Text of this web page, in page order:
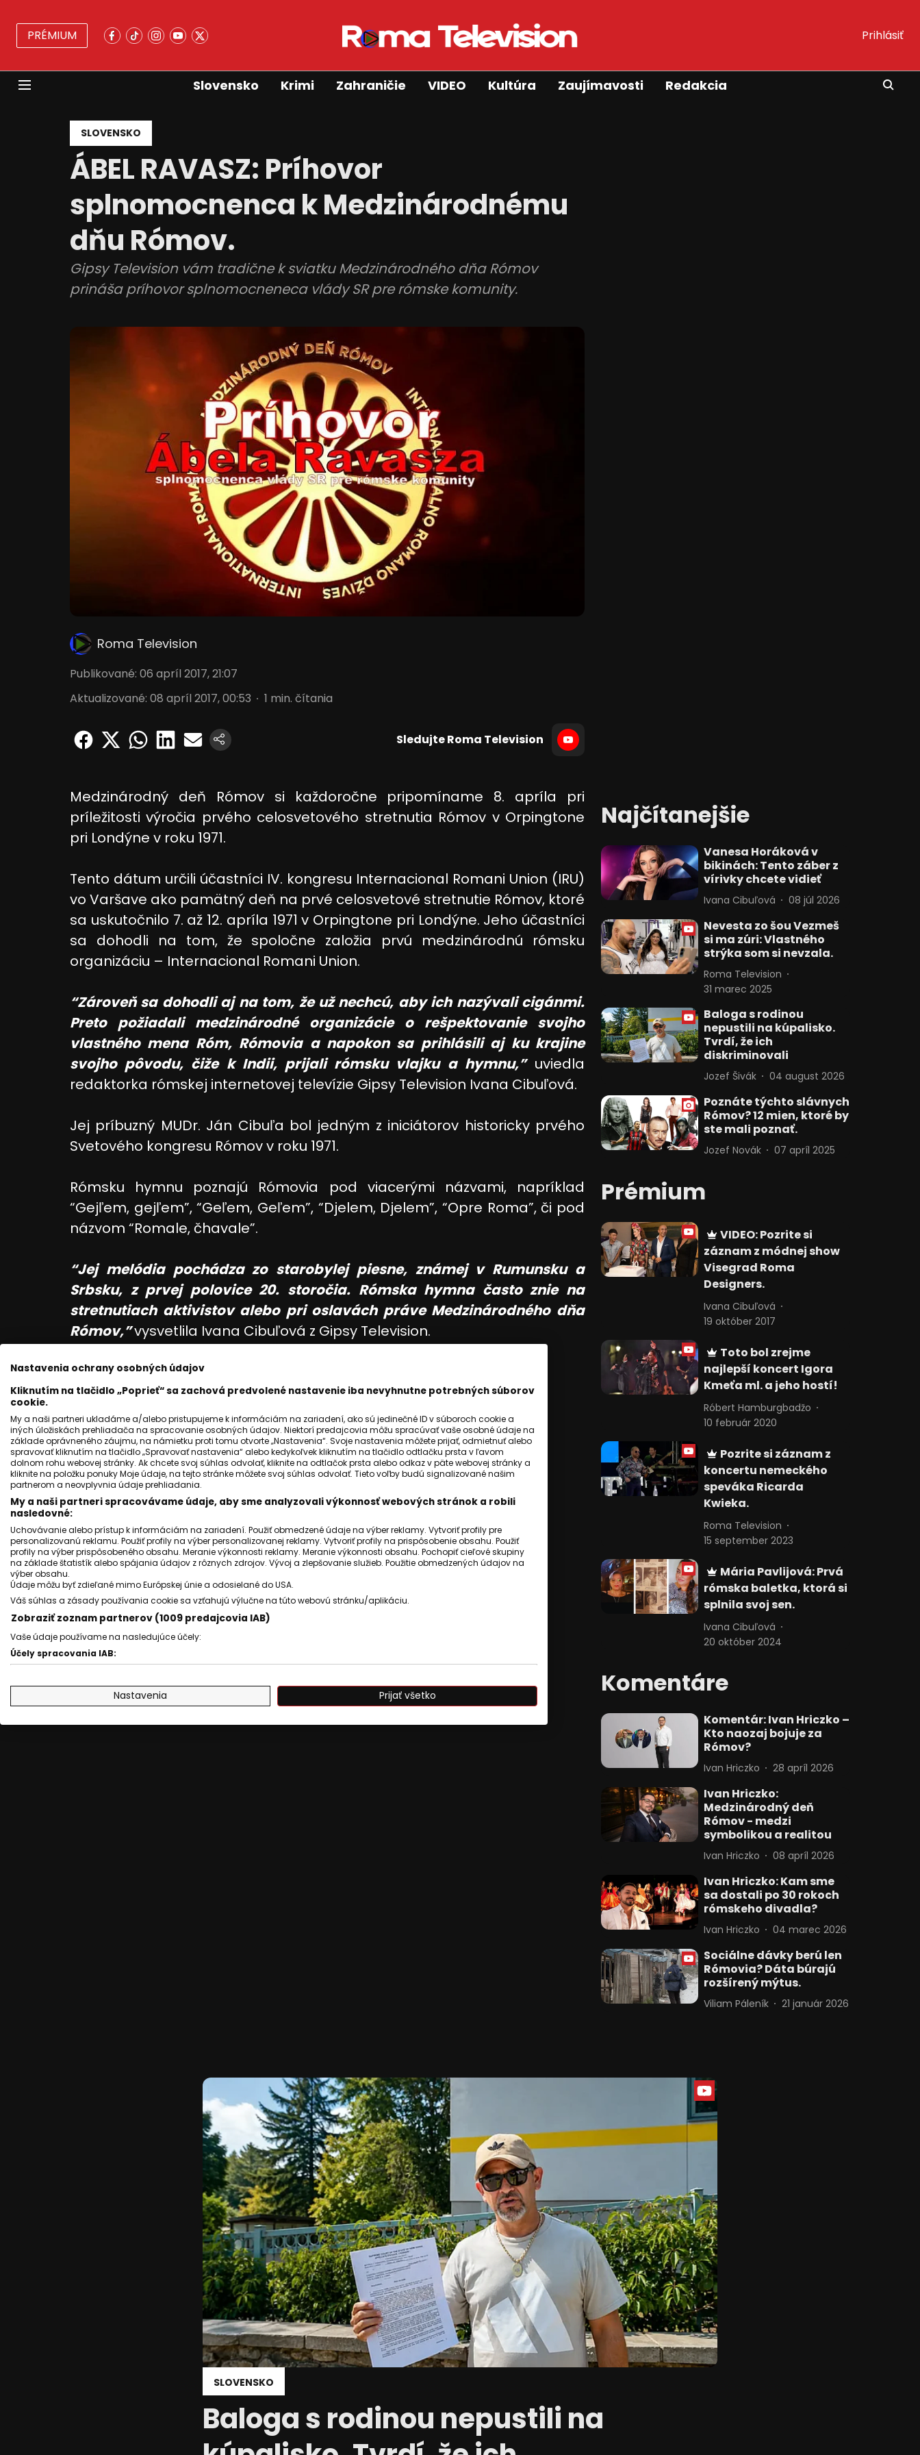
PRÉMIUM Prihlásiť
Slovensko Krimi Zahraničie VIDEO Kultúra Zaujímavosti Redakcia
SLOVENSKO
ÁBEL RAVASZ: Príhovor
splnomocnenca k Medzinárodnému
dňu Rómov.
Gipsy Television vám tradične k sviatku Medzinárodného dňa Rómov
prináša príhovor splnomocneneca vlády SR pre rómske komunity.
Roma Television
Publikované: 06 apríl 2017, 21:07
Aktualizované: 08 apríl 2017, 00:53 1 min. čítania
Sledujte Roma Television
Medzinárodný deň Rómov si každoročne pripomíname 8. apríla pri
príležitosti výročia prvého celosvetového stretnutia Rómov v Orpingtone
pri Londýne v roku 1971.
Tento dátum určili účastníci IV. kongresu Internacional Romani Union (IRU)
vo Varšave ako pamätný deň na prvé celosvetové stretnutie Rómov, ktoré
sa uskutočnilo 7. až 12. apríla 1971 v Orpingtone pri Londýne. Jeho účastníci
sa dohodli na tom, že spoločne založia prvú medzinárodnú rómsku
organizáciu – Internacional Romani Union.
“Zároveň sa dohodli aj na tom, že už nechcú, aby ich nazývali cigánmi.
Preto požiadali medzinárodné organizácie o rešpektovanie svojho
vlastného mena Róm, Rómovia a napokon sa prihlásili aj ku krajine
svojho pôvodu, čiže k Indii, prijali rómsku vlajku a hymnu,”uviedla
redaktorka rómskej internetovej televízie Gipsy Television Ivana Cibuľová.
Jej príbuzný MUDr. Ján Cibuľa bol jedným z iniciátorov historicky prvého
Svetového kongresu Rómov v roku 1971.
Rómsku hymnu poznajú Rómovia pod viacerými názvami, napríklad
“Gejľem, gejľem”, “Geľem, Geľem”, “Djelem, Djelem”, “Opre Roma”, či pod
názvom “Romale, čhavale”.
“Jej melódia pochádza zo starobylej piesne, známej v Rumunsku a
Srbsku, z prvej polovice 20. storočia. Rómska hymna často znie na
stretnutiach aktivistov alebo pri oslavách práve Medzinárodného dňa
Rómov,”vysvetlila Ivana Cibuľová z Gipsy Television.
Svetový deň Rómov vládny splnomocnenec
Zobraziť komentáre
Najčítanejšie
Vanesa Horáková v
bikinách: Tento záber z
vírivky chcete vidieť
Ivana Cibuľová 08 júl 2026
Nevesta zo šou Vezmeš
si ma zúri: Vlastného
strýka som si nevzala.
Roma Television
31 marec 2025
Baloga s rodinou
nepustili na kúpalisko.
Tvrdí, že ich
diskriminovali
Jozef Šivák 04 august 2026
Poznáte týchto slávnych
Rómov? 12 mien, ktoré by
ste mali poznať.
Jozef Novák 07 apríl 2025
Prémium
VIDEO: Pozrite si
záznam z módnej show
Visegrad Roma
Designers.
Ivana Cibuľová
19 október 2017
Toto bol zrejme
najlepší koncert Igora
Kmeťa ml. a jeho hostí!
Róbert Hamburgbadžo
10 február 2020
Pozrite si záznam z
koncertu nemeckého
speváka Ricarda
Kwieka.
Roma Television
15 september 2023
Mária Pavlijová: Prvá
rómska baletka, ktorá si
splnila svoj sen.
Ivana Cibuľová
20 október 2024
Komentáre
Komentár: Ivan Hriczko –
Kto naozaj bojuje za
Rómov?
Ivan Hriczko 28 apríl 2026
Ivan Hriczko:
Medzinárodný deň
Rómov - medzi
symbolikou a realitou
Ivan Hriczko 08 apríl 2026
Ivan Hriczko: Kam sme
sa dostali po 30 rokoch
rómskeho divadla?
Ivan Hriczko 04 marec 2026
Sociálne dávky berú len
Rómovia? Dáta búrajú
rozšírený mýtus.
Viliam Páleník 21 január 2026
SLOVENSKO
Baloga s rodinou nepustili na
Nastavenia ochrany osobných údajov
Kliknutím na tlačidlo „Poprieť“ sa zachová predvolené nastavenie iba nevyhnutne potrebných súborov
cookie.
My a naši partneri ukladáme a/alebo pristupujeme k informáciám na zariadení, ako sú jedinečné ID v súboroch cookie a
iných úložiskách prehliadača na spracovanie osobných údajov. Niektorí predajcovia môžu spracúvať vaše osobné údaje na
základe oprávneného záujmu, na námietku proti tomu otvorte „Nastavenia“. Svoje nastavenia môžete prijať, odmietnuť alebo
spravovať kliknutím na tlačidlo „Spravovať nastavenia“ alebo kedykoľvek kliknutím na tlačidlo odtlačku prsta v ľavom
dolnom rohu webovej stránky. Ak chcete svoj súhlas odvolať, kliknite na odtlačok prsta alebo odkaz v päte webovej stránky a
kliknite na položku ponuky Moje údaje, na tejto stránke môžete svoj súhlas odvolať. Tieto voľby budú signalizované našim
partnerom a neovplyvnia údaje prehliadania.
My a naši partneri spracovávame údaje, aby sme analyzovali výkonnosť webových stránok a robili
nasledovné:
Uchovávanie alebo prístup k informáciám na zariadení. Použiť obmedzené údaje na výber reklamy. Vytvoriť profily pre
personalizovanú reklamu. Použiť profily na výber personalizovanej reklamy. Vytvoriť profily na prispôsobenie obsahu. Použiť
profily na výber prispôsobeného obsahu. Meranie výkonnosti reklamy. Meranie výkonnosti obsahu. Pochopiť cieľové skupiny
na základe štatistík alebo spájania údajov z rôznych zdrojov. Vývoj a zlepšovanie služieb. Použitie obmedzených údajov na
výber obsahu.
Údaje môžu byť zdieľané mimo Európskej únie a odosielané do USA.
Váš súhlas a zásady používania cookie sa vzťahujú výlučne na túto webovú stránku/aplikáciu.
Zobraziť zoznam partnerov (1009 predajcovia IAB)
Vaše údaje používame na nasledujúce účely:
Účely spracovania IAB:
Použiť obmedzené údaje na výber reklamy
Nastavenia Prijať všetko